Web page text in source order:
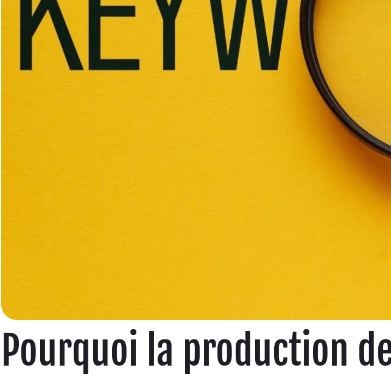
Pourquoi la production